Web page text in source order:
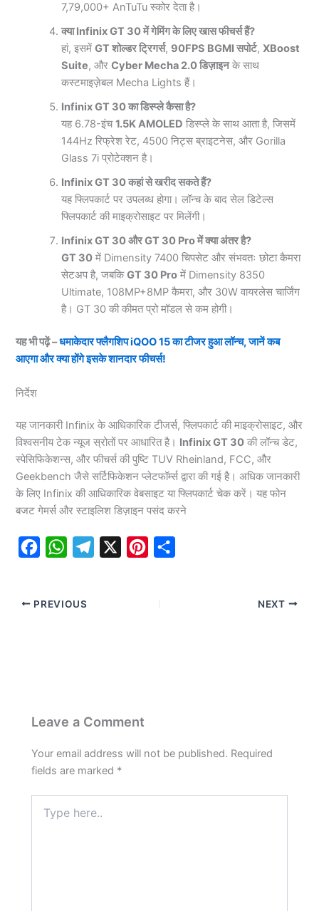
7,79,000+ AnTuTu स्कोर देता है।
क्या Infinix GT 30 में गेमिंग के लिए खास फीचर्स हैं?
हां, इसमेंGT शोल्डर ट्रिगर्स, 90FPS BGMI सपोर्ट,XBoost
Suite, औरCyber Mecha 2.0 डिज़ाइनके साथ
कस्टमाइज़ेबल Mecha Lights हैं।
Infinix GT 30 का डिस्प्ले कैसा है?
यह 6.78-इंच1.5K AMOLED डिस्प्ले के साथ आता है, जिसमें
144Hz रिफ्रेश रेट, 4500 निट्स ब्राइटनेस, और Gorilla
Glass 7i प्रोटेक्शन है।
Infinix GT 30 कहां से खरीद सकते हैं?
यह फ्लिपकार्ट पर उपलब्ध होगा। लॉन्च के बाद सेल डिटेल्स
फ्लिपकार्ट की माइक्रोसाइट पर मिलेंगी।
Infinix GT 30 और GT 30 Pro में क्या अंतर है?
GT 30 में Dimensity 7400 चिपसेट और संभवतः छोटा कैमरा
सेटअप है, जबकिGT 30 Pro में Dimensity 8350
Ultimate, 108MP+8MP कैमरा, और 30W वायरलेस चार्जिंग
है। GT 30 की कीमत प्रो मॉडल से कम होगी।
यह भी पढ़ें –धमाकेदार फ्लैगशिप iQOO 15 का टीजर हुआ लॉन्च, जानें कब
आएगा और क्या होंगे इसके शानदार फीचर्स!
निर्देश
यह जानकारी Infinix के आधिकारिक टीजर्स, फ्लिपकार्ट की माइक्रोसाइट, और
विश्वसनीय टेक न्यूज स्रोतों पर आधारित है। Infinix GT 30 की लॉन्च डेट,
स्पेसिफिकेशन्स, और फीचर्स की पुष्टि TUV Rheinland, FCC, और
Geekbench जैसे सर्टिफिकेशन प्लेटफॉर्म्स द्वारा की गई है। अधिक जानकारी
के लिए Infinix की आधिकारिक वेबसाइट या फ्लिपकार्ट चेक करें। यह फोन
बजट गेमर्स और स्टाइलिश डिज़ाइन पसंद करने
e
W
t
PREVIOUS NEXT
Leave a Comment
Your email address will not be published. Required
fields are marked *
here..